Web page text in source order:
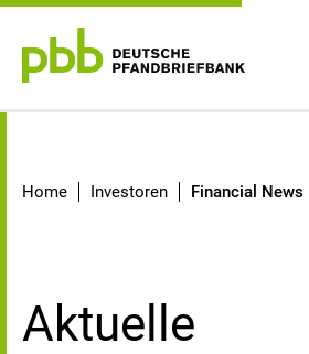
Home Investoren Financial News
Aktuelle